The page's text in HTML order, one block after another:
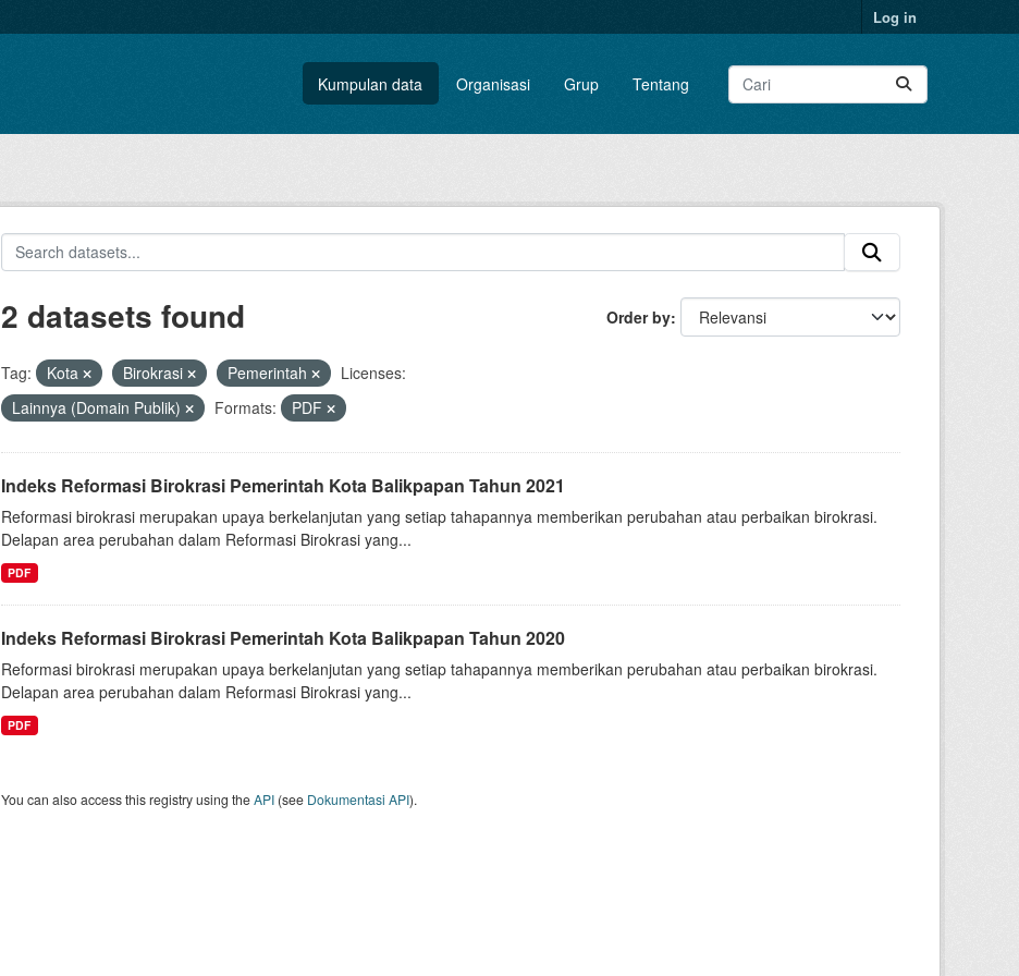
Log in
Kumpulan data Organisasi Grup Tentang
Order by
2 datasets found
Tag: Kota Birokrasi Pemerintah
Licenses:
Lainnya (Domain Publik)
Formats: PDF
Indeks Reformasi Birokrasi Pemerintah Kota Balikpapan Tahun 2021
Reformasi birokrasi merupakan upaya berkelanjutan yang setiap tahapannya memberikan perubahan atau perbaikan birokrasi.
Delapan area perubahan dalam Reformasi Birokrasi yang...
PDF
Indeks Reformasi Birokrasi Pemerintah Kota Balikpapan Tahun 2020
Reformasi birokrasi merupakan upaya berkelanjutan yang setiap tahapannya memberikan perubahan atau perbaikan birokrasi.
Delapan area perubahan dalam Reformasi Birokrasi yang...
PDF
You can also access this registry using theAPI(see Dokumentasi API).